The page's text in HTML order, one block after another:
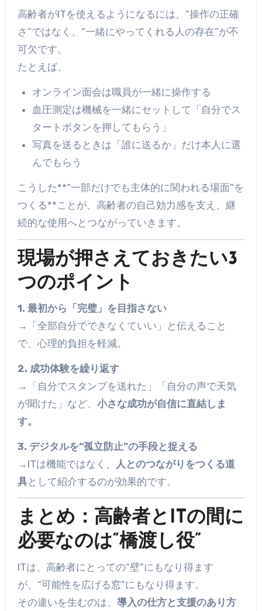
高齢者がITを使えるようになるには、“操作の正確
さ”ではなく、“一緒にやってくれる人の存在”が不
可欠です。
たとえば、
オンライン面会は職員が一緒に操作する
血圧測定は機械を一緒にセットして「自分でス
タートボタンを押してもらう」
写真を送るときは「誰に送るか」だけ本人に選
んでもらう
こうした**“一部だけでも主体的に関われる場面”を
つくる**ことが、高齢者の自己効力感を支え、継
続的な使用へとつながっていきます。
現場が押さえておきたい3
つのポイント
1. 最初から「完璧」を目指さない
→「全部自分でできなくていい」と伝えること
で、心理的負担を軽減。
2. 成功体験を繰り返す
→「自分でスタンプを送れた」「自分の声で天気
が聞けた」など、 小さな成功が自信に直結しま
す。
3. デジタルを“孤立防止”の手段と捉える
→ITは機能ではなく、
人とのつながりをつくる道
具として紹介するのが効果的です。
まとめ：高齢者とITの間に
必要なのは“橋渡し役”
ITは、高齢者にとっての“壁”にもなり得ます
が、“可能性を広げる窓”にもなり得ます。
その違いを生むのは、 導入の仕方と支援のあり方